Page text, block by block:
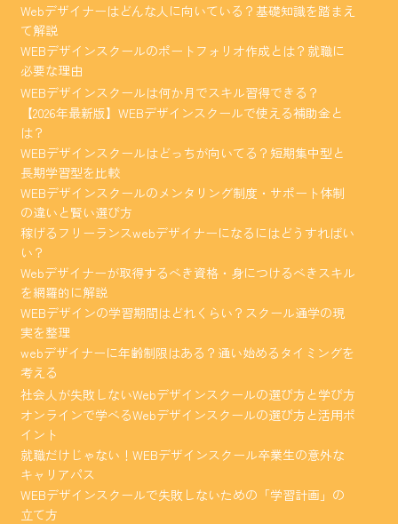
Webデザイナーはどんな人に向いている？基礎知識を踏まえ
て解説
WEBデザインスクールのポートフォリオ作成とは？就職に
必要な理由
WEBデザインスクールは何か月でスキル習得できる？
【2026年最新版】WEBデザインスクールで使える補助金と
は？
WEBデザインスクールはどっちが向いてる？短期集中型と
長期学習型を比較
WEBデザインスクールのメンタリング制度・サポート体制
の違いと賢い選び方
稼げるフリーランスwebデザイナーになるにはどうすればい
い？
Webデザイナーが取得するべき資格・身につけるべきスキル
を網羅的に解説
WEBデザインの学習期間はどれくらい？スクール通学の現
実を整理
webデザイナーに年齢制限はある？通い始めるタイミングを
考える
社会人が失敗しないWebデザインスクールの選び方と学び方
オンラインで学べるWebデザインスクールの選び方と活用ポ
イント
就職だけじゃない！WEBデザインスクール卒業生の意外な
キャリアパス
WEBデザインスクールで失敗しないための「学習計画」の
立て方